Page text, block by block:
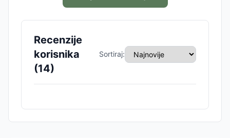
Recenzije
korisnika
(14)
Sortiraj: